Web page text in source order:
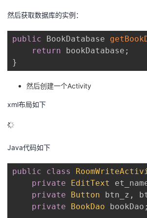
然后获取数据库的实例：
public BookDatabase
return bookDatabase ;
}
然后创建一个Activity
xml布局如下
Java代码如下
public class
private
EditText
private
Button btn_z ,
private
BookDao bookDao ;